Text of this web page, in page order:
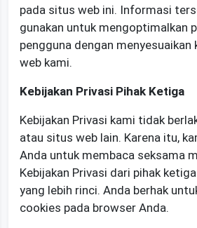
pada situs web ini. Informasi
gunakan untuk mengoptimalkan
pengguna dengan menyesuaikan
web kami.
Kebijakan Privasi Pihak Ketiga
Kebijakan Privasi kami tidak
atau situs web lain. Karena itu,
Anda untuk membaca seksama
Kebijakan Privasi dari pihak
yang lebih rinci. Anda berhak
cookies pada browser Anda.